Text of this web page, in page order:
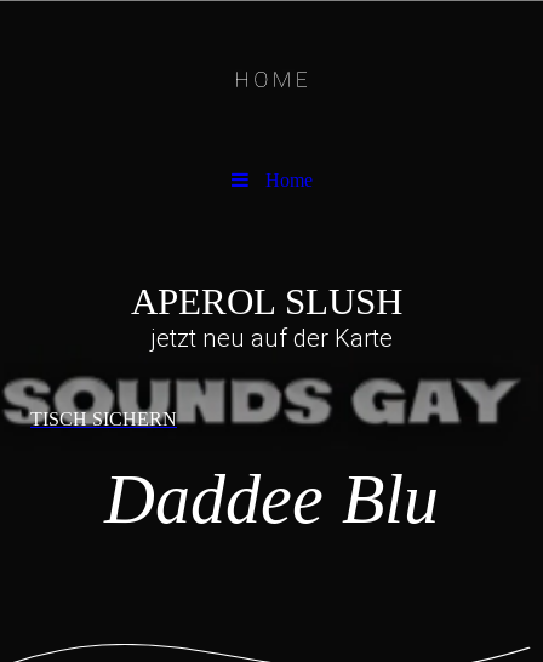
Home
APEROL SLUSH
jetzt neu auf der Karte
TISCH SICHERN
Daddee Blu